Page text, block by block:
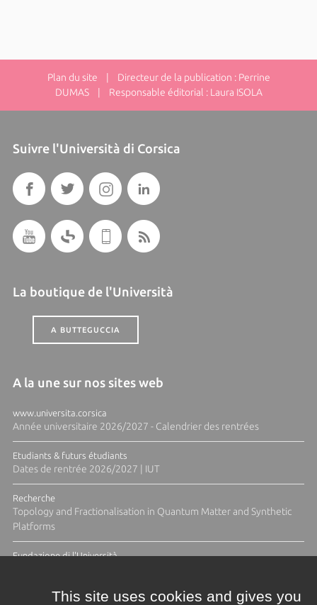
Plan du site | Directeur de la publication : Perrine
DUMAS | Responsable éditorial : Laura ISOLA
Suivre l'Università di Corsica
La boutique de l'Università
A BUTTEGUCCIA
A la une sur nos sites web
www.universita.corsica
Année universitaire 2026/2027 - Calendrier des rentrées
Etudiants & futurs étudiants
Dates de rentrée 2026/2027 | IUT
Recherche
Topology and Fractionalisation in Quantum Matter and Synthetic
Platforms
Fundazione di l'Università
This site uses cookies and gives you